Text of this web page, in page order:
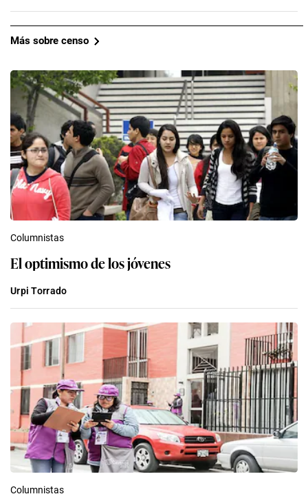
Más sobre censo
Columnistas
El optimismo de los jóvenes
Urpi Torrado
Columnistas